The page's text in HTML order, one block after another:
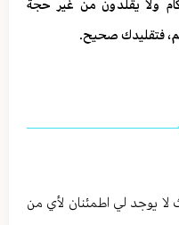
ولا يقلدون من غير حجة
فتقليدك صحيح.
لا يوجد لي اطمئنان لأي من